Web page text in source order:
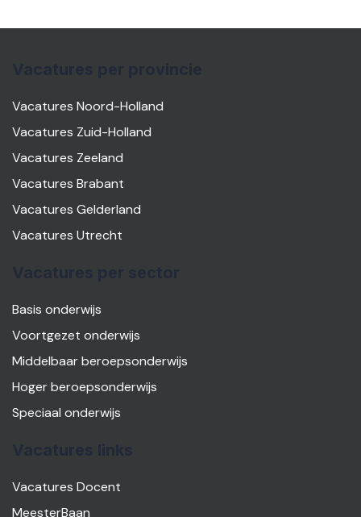
Vacatures Noord-Holland
Vacatures Zuid-Holland
Vacatures Zeeland
Vacatures Brabant
Vacatures Gelderland
Vacatures Utrecht
Basis onderwijs
Voortgezet onderwijs
Middelbaar beroepsonderwijs
Hoger beroepsonderwijs
Speciaal onderwijs
Vacatures Docent
MeesterBaan